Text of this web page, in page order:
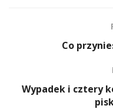
Co
Wypadek i cztery